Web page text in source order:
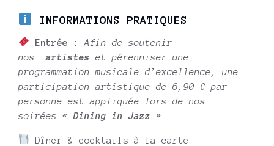
INFORMATIONS PRATIQUES
Entrée :
Afin de soutenir
nosartistes
et pérenniser une
programmation musicale d’excellence, une
participation artistique de 6,90 € par
personne est appliquée lors de nos
soirées « Dining in Jazz »
Dîner & cocktails à la carte